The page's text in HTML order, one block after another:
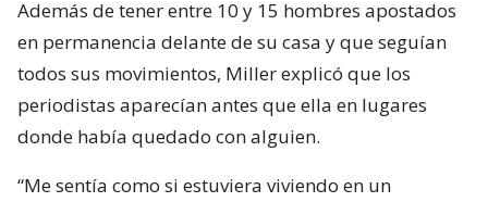
Además de tener entre 10 y 15 hombres apostados
en permanencia delante de su casa y que seguían
todos sus movimientos, Miller explicó que los
periodistas aparecían antes que ella en lugares
donde había quedado con alguien.
“Me sentía como si estuviera viviendo en un